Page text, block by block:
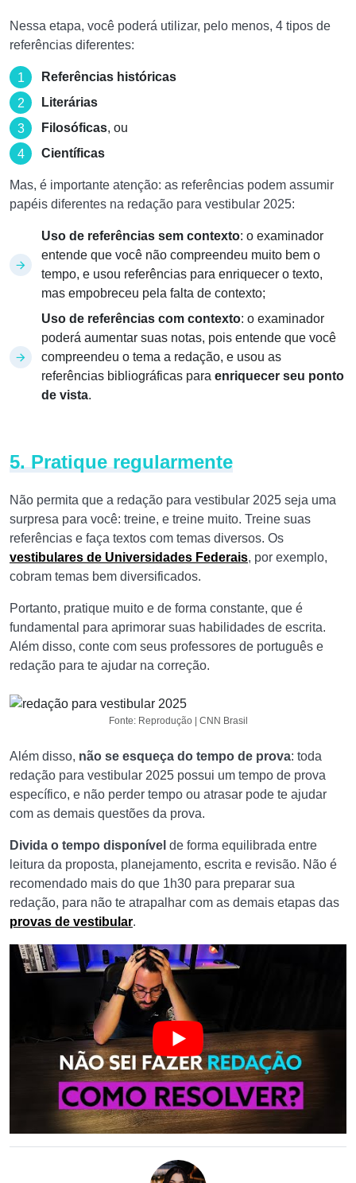
Nessa etapa, você poderá utilizar, pelo menos, 4 tipos de
referências diferentes:
Referências históricas
Literárias
Filosóficas, ou
Científicas
Mas, é importante atenção: as referências podem assumir
papéis diferentes na redação para vestibular 2025:
Uso de referências sem contexto: o examinador
entende que você não compreendeu muito bem o
tempo, e usou referências para enriquecer o texto,
mas empobreceu pela falta de contexto;
Uso de referências com contexto: o examinador
poderá aumentar suas notas, pois entende que você
compreendeu o tema a redação, e usou as
referências bibliográficas para enriquecer seu ponto
de vista.
5. Pratique regularmente
Não permita que a redação para vestibular 2025 seja uma
surpresa para você: treine, e treine muito. Treine suas
referências e faça textos com temas diversos. Os
vestibulares de Universidades Federais, por exemplo,
cobram temas bem diversificados.
Portanto, pratique muito e de forma constante, que é
fundamental para aprimorar suas habilidades de escrita.
Além disso, conte com seus professores de português e
redação para te ajudar na correção.
Fonte: Reprodução | CNN Brasil
Além disso, não se esqueça do tempo de prova: toda
redação para vestibular 2025 possui um tempo de prova
específico, e não perder tempo ou atrasar pode te ajudar
com as demais questões da prova.
Divida o tempo disponível de forma equilibrada entre
leitura da proposta, planejamento, escrita e revisão. Não é
recomendado mais do que 1h30 para preparar sua
redação, para não te atrapalhar com as demais etapas das
provas de vestibular.